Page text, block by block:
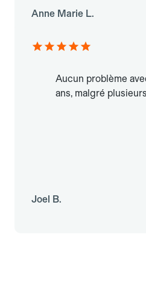
Anne Marie L.
Aucun problème
ans, malgré
Joel B.